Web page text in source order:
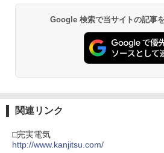
Google 検索で当サイトの記事
関連リンク
□完実電気
http://www.kanjitsu.com/